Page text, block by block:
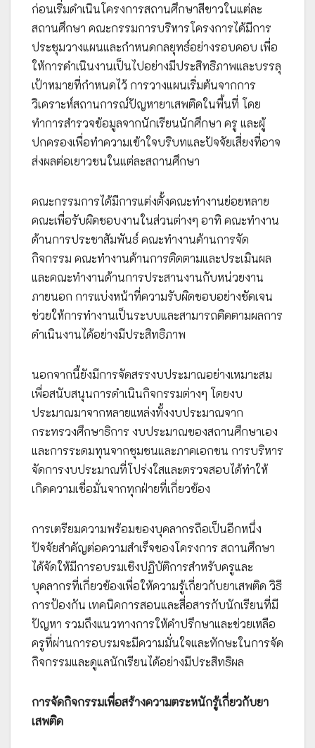
ก่อนเริ่มดำเนินโครงการสถานศึกษาสีขาวในแต่ละ
สถานศึกษา คณะกรรมการบริหารโครงการได้มีการ
ประชุมวางแผนและกำหนดกลยุทธ์อย่างรอบคอบ เพื่อ
ให้การดำเนินงานเป็นไปอย่างมีประสิทธิภาพและบรรลุ
เป้าหมายที่กำหนดไว้ การวางแผนเริ่มต้นจากการ
วิเคราะห์สถานการณ์ปัญหายาเสพติดในพื้นที่ โดย
ทำการสำรวจข้อมูลจากนักเรียนนักศึกษา ครู และผู้
ปกครองเพื่อทำความเข้าใจบริบทและปัจจัยเสี่ยงที่อาจ
ส่งผลต่อเยาวชนในแต่ละสถานศึกษา
คณะกรรมการได้มีการแต่งตั้งคณะทำงานย่อยหลาย
คณะเพื่อรับผิดชอบงานในส่วนต่างๆ อาทิ คณะทำงาน
ด้านการประชาสัมพันธ์ คณะทำงานด้านการจัด
กิจกรรม คณะทำงานด้านการติดตามและประเมินผล
และคณะทำงานด้านการประสานงานกับหน่วยงาน
ภายนอก การแบ่งหน้าที่ความรับผิดชอบอย่างชัดเจน
ช่วยให้การทำงานเป็นระบบและสามารถติดตามผลการ
ดำเนินงานได้อย่างมีประสิทธิภาพ
นอกจากนี้ยังมีการจัดสรรงบประมาณอย่างเหมาะสม
เพื่อสนับสนุนการดำเนินกิจกรรมต่างๆ โดยงบ
ประมาณมาจากหลายแหล่งทั้งงบประมาณจาก
กระทรวงศึกษาธิการ งบประมาณของสถานศึกษาเอง
และการระดมทุนจากชุมชนและภาคเอกชน การบริหาร
จัดการงบประมาณที่โปร่งใสและตรวจสอบได้ทำให้
เกิดความเชื่อมั่นจากทุกฝ่ายที่เกี่ยวข้อง
การเตรียมความพร้อมของบุคลากรถือเป็นอีกหนึ่ง
ปัจจัยสำคัญต่อความสำเร็จของโครงการ สถานศึกษา
ได้จัดให้มีการอบรมเชิงปฏิบัติการสำหรับครูและ
บุคลากรที่เกี่ยวข้องเพื่อให้ความรู้เกี่ยวกับยาเสพติด วิธี
การป้องกัน เทคนิคการสอนและสื่อสารกับนักเรียนที่มี
ปัญหา รวมถึงแนวทางการให้คำปรึกษาและช่วยเหลือ
ครูที่ผ่านการอบรมจะมีความมั่นใจและทักษะในการจัด
กิจกรรมและดูแลนักเรียนได้อย่างมีประสิทธิผล
การจัดกิจกรรมเพื่อสร้างความตระหนักรู้เกี่ยวกับยา
เสพติด